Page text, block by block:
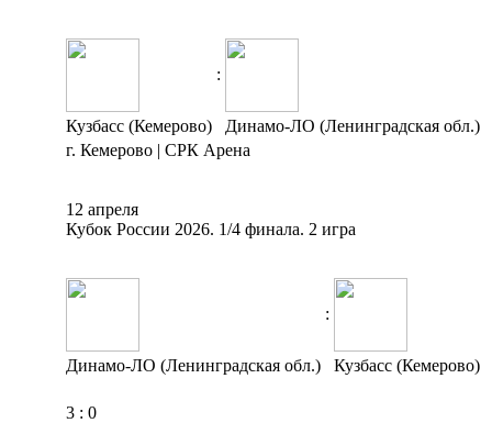
:
Кузбасс (Кемерово)
Динамо-ЛО (Ленинградская обл.)
г. Кемерово | СРК Арена
12 апреля
Кубок России 2026. 1/4 финала. 2 игра
:
Динамо-ЛО (Ленинградская обл.) Кузбасс (Кемерово)
3 : 0